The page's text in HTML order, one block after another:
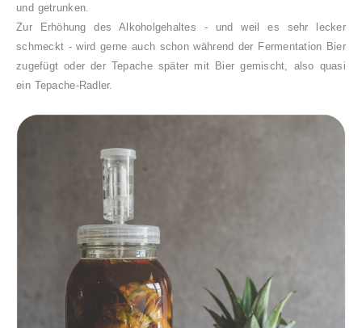
und getrunken.
Zur Erhöhung des Alkoholgehaltes - und weil es sehr lecker
schmeckt - wird gerne auch schon während der Fermentation Bier
zugefügt oder der Tepache später mit Bier gemischt, also quasi
ein Tepache-Radler.